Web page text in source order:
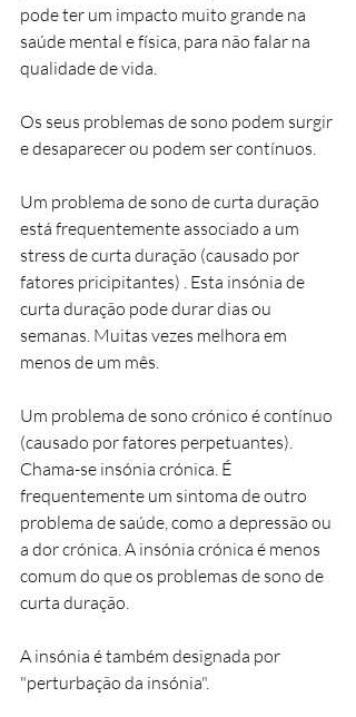
pode ter um impacto muito grande na
saúde mental e física, para não falar na
qualidade de vida.
Os seus problemas de sono podem surgir
e desaparecer ou podem ser contínuos.
Um problema de sono de curta duração
está frequentemente associado a um
stress de curta duração (causado por
fatores pricipitantes) . Esta insónia de
curta duração pode durar dias ou
semanas. Muitas vezes melhora em
menos de um mês.
Um problema de sono crónico é contínuo
(causado por fatores perpetuantes).
Chama-se insónia crónica. É
frequentemente um sintoma de outro
problema de saúde, como a depressão ou
a dor crónica. A insónia crónica é menos
comum do que os problemas de sono de
curta duração.
A insónia é também designada por
"perturbação da insónia".